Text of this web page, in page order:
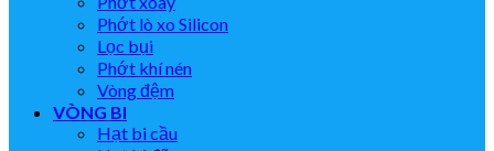
Phớt lò xo Silicon
Lọc bụi
Phớt khí nén
Vòng đệm
VÒNG BI
Hạt bi cầu